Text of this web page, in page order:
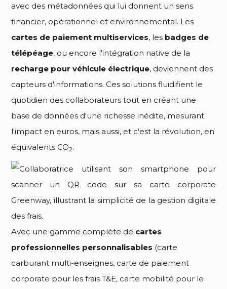
avec des métadonnées qui lui donnent un sens
financier, opérationnel et environnemental. Les
cartes de paiement multiservices, les badges de
télépéage, ou encore l'intégration native de la
recharge pour véhicule électrique, deviennent des
capteurs d'informations. Ces solutions fluidifient le
quotidien des collaborateurs tout en créant une
base de données d'une richesse inédite, mesurant
l'impact en euros, mais aussi, et c'est la révolution, en
équivalents CO2.
Avec une gamme complète de cartes
professionnelles personnalisables (carte
carburant multi-enseignes, carte de paiement
corporate pour les frais T&E, carte mobilité pour le